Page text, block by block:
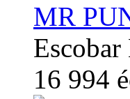
MR
Escobar
16 994